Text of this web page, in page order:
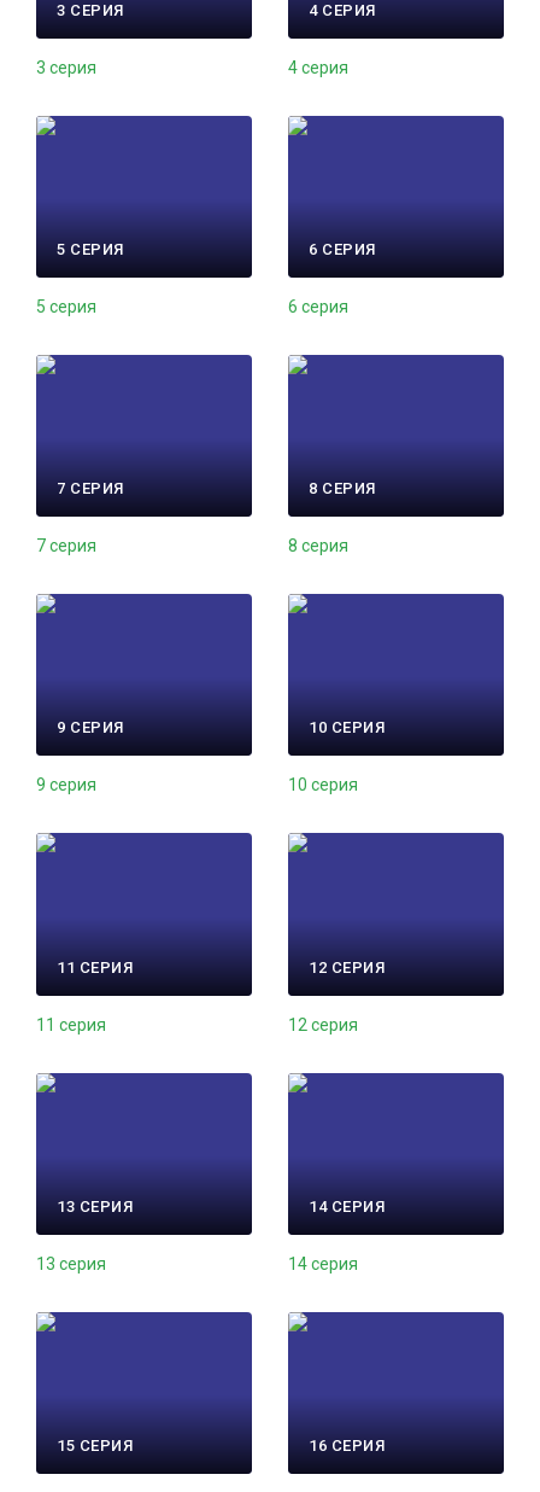
3 СЕРИЯ
3 серия
4 СЕРИЯ
4 серия
5 СЕРИЯ
5 серия
6 СЕРИЯ
6 серия
7 СЕРИЯ
7 серия
8 СЕРИЯ
8 серия
9 СЕРИЯ
9 серия
10 СЕРИЯ
10 серия
11 СЕРИЯ
11 серия
12 СЕРИЯ
12 серия
13 СЕРИЯ
13 серия
14 СЕРИЯ
14 серия
15 СЕРИЯ 16 СЕРИЯ